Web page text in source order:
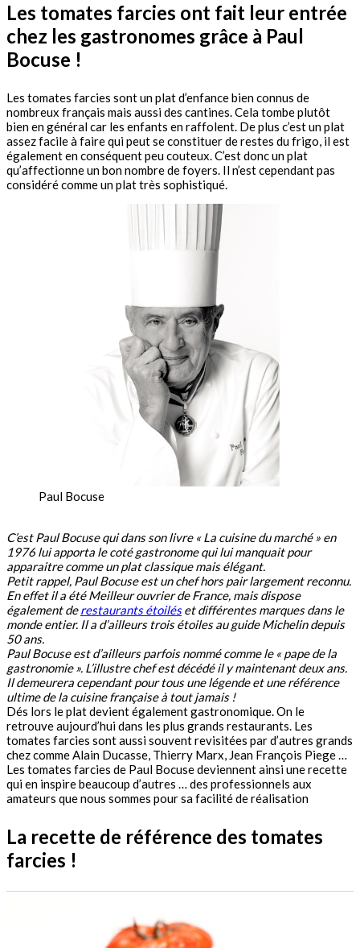
Les tomates farcies ont fait leur entrée
chez les gastronomes grâce à Paul
Bocuse !
Les tomates farcies sont un plat d’enfance bien connus de
nombreux français mais aussi des cantines. Cela tombe plutôt
bien en général car les enfants en raffolent. De plus c’est un plat
assez facile à faire qui peut se constituer de restes du frigo, il est
également en conséquent peu couteux. C’est donc un plat
qu’affectionne un bon nombre de foyers. Il n’est cependant pas
considéré comme un plat très sophistiqué.
Paul Bocuse
C’est Paul Bocuse qui dans son livre « La cuisine du marché » en
1976 lui apporta le coté gastronome qui lui manquait pour
apparaitre comme un plat classique mais élégant.
Petit rappel, Paul Bocuse est un chef hors pair largement reconnu.
En effet il a été Meilleur ouvrier de France, mais dispose
également derestaurants étoiléset différentes marques dans le
monde entier. Il a d’ailleurs trois étoiles au guide Michelin depuis
50 ans.
Paul Bocuse est d’ailleurs parfois nommé comme le « pape de la
gastronomie ». L’illustre chef est décédé il y maintenant deux ans.
Il demeurera cependant pour tous une légende et une référence
ultime de la cuisine française à tout jamais !
Dés lors le plat devient également gastronomique. On le
retrouve aujourd’hui dans les plus grands restaurants. Les
tomates farcies sont aussi souvent revisitées par d’autres grands
chez comme Alain Ducasse, Thierry Marx, Jean François Piege …
Les tomates farcies de Paul Bocuse deviennent ainsi une recette
qui en inspire beaucoup d’autres … des professionnels aux
amateurs que nous sommes pour sa facilité de réalisation
La recette de référence des tomates
farcies !